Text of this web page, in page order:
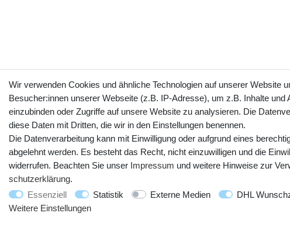
Wir verwenden Cookies und ähnliche Technologien auf unserer Website
Besucher:innen unserer Webseite (z.B. IP-Adresse), um z.B. Inhalte
einzubinden oder Zugriffe auf unsere Website zu analysieren. Die
diese Daten mit Dritten, die wir in den Einstellungen benennen.
Die Datenverarbeitung kann mit Einwilligung oder aufgrund eines
abgelehnt werden. Es besteht das Recht, nicht einzuwilligen und die
widerrufen. Beachten Sie unser Impressum und weitere Hinweise zur
schutz­erklärung.
Essenziell
Statistik Externe Medien DHL
Weitere Einstellungen